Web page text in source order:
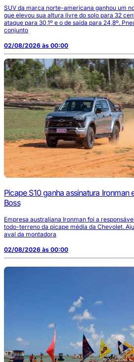
SUV da marca norte-americana ganhou um
que elevou sua altura livre do solo para 32
ataque para 30,1º e o de saída para 24,8º.
conjunto
02/08/2026 às 00:00
Picape S10 ganha assinatura Ironman
Boss
Empresa australiana Ironman foi a
todo-terreno da picape média da Chevolet.
aval da montadora
02/08/2026 às 00:00